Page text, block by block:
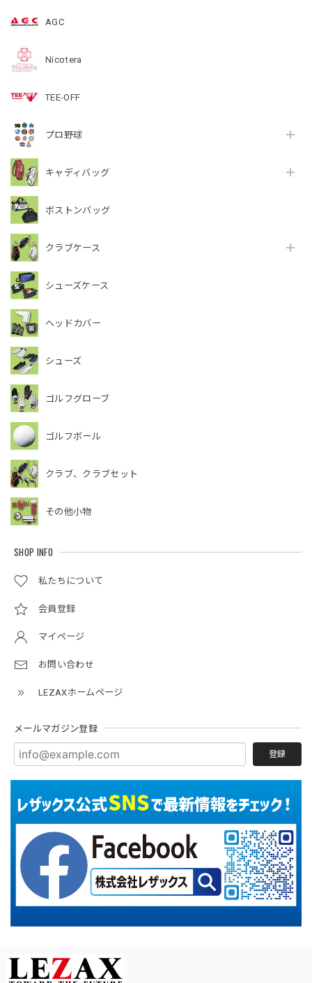
AGC
Nicotera
TEE-OFF
プロ野球
キャディバッグ
ボストンバッグ
クラブケース
シューズケース
ヘッドカバー
シューズ
ゴルフグローブ
ゴルフボール
クラブ、クラブセット
その他小物
SHOP INFO
私たちについて
会員登録
マイページ
お問い合わせ
LEZAXホームページ
メールマガジン登録
登録